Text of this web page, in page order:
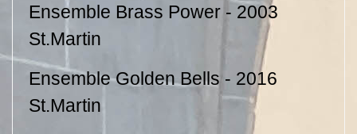
Ensemble Brass Power - 2003
St.Martin
Ensemble Golden Bells - 2016
St.Martin